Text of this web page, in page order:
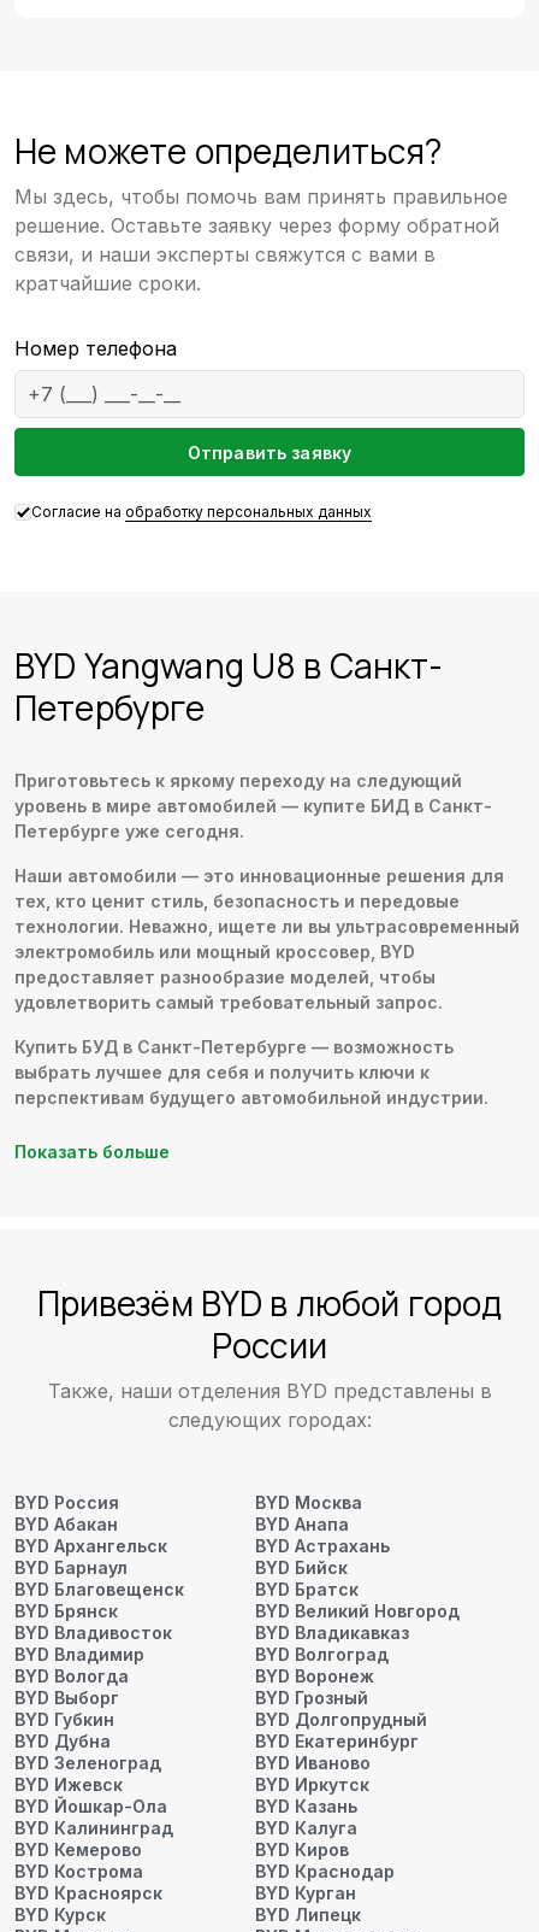
Не можете определиться?
Мы здесь, чтобы помочь вам принять правильное
решение. Оставьте заявку через форму обратной
связи, и наши эксперты свяжутся с вами в
кратчайшие сроки.
Номер телефона
Отправить заявку
Согласие на обработку персональных данных
BYD Yangwang U8 в Санкт-
Петербурге
Приготовьтесь к яркому переходу на следующий
уровень в мире автомобилей — купите БИД в Санкт-
Петербурге уже сегодня.
Наши автомобили — это инновационные решения для
тех, кто ценит стиль, безопасность и передовые
технологии. Неважно, ищете ли вы ультрасовременный
электромобиль или мощный кроссовер, BYD
предоставляет разнообразие моделей, чтобы
удовлетворить самый требовательный запрос.
Купить БУД в Санкт-Петербурге — возможность
выбрать лучшее для себя и получить ключи к
перспективам будущего автомобильной индустрии.
Показать больше
Привезём BYD в любой город
России
Также, наши отделения BYD представлены в
следующих городах:
BYD Россия
BYD Москва
BYD Абакан
BYD Анапа
BYD Архангельск
BYD Астрахань
BYD Барнаул
BYD Бийск
BYD Благовещенск
BYD Братск
BYD Брянск
BYD Великий Новгород
BYD Владивосток
BYD Владикавказ
BYD Владимир
BYD Волгоград
BYD Вологда
BYD Воронеж
BYD Выборг
BYD Грозный
BYD Губкин
BYD Долгопрудный
BYD Дубна
BYD Екатеринбург
BYD Зеленоград
BYD Иваново
BYD Ижевск
BYD Иркутск
BYD Йошкар-Ола
BYD Казань
BYD Калининград
BYD Калуга
BYD Кемерово
BYD Киров
BYD Кострома
BYD Краснодар
BYD Красноярск
BYD Курган
BYD Курск
BYD Липецк